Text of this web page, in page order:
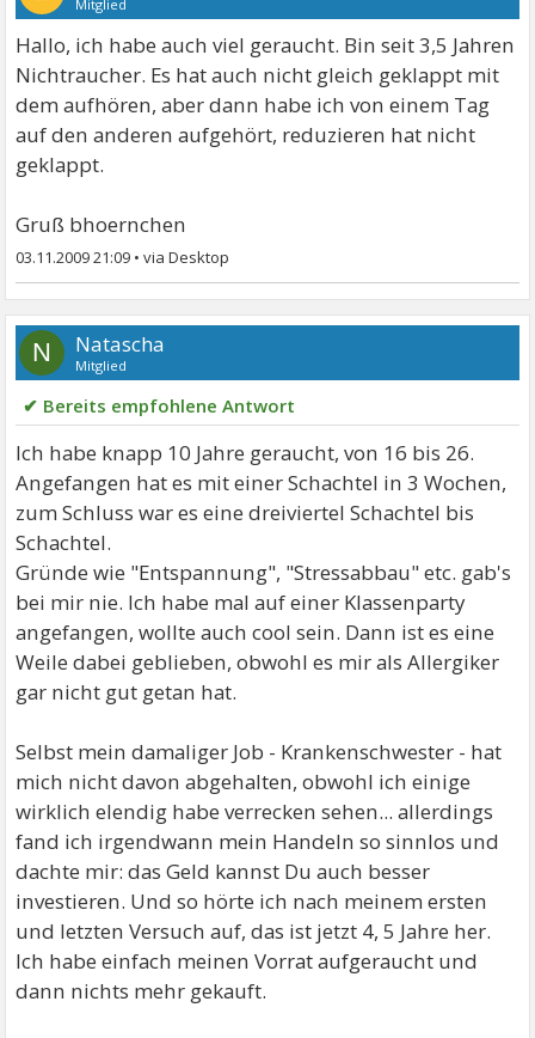
Mitglied
Hallo, ich habe auch viel geraucht. Bin seit 3,5 Jahren
Nichtraucher. Es hat auch nicht gleich geklappt mit
dem aufhören, aber dann habe ich von einem Tag
auf den anderen aufgehört, reduzieren hat nicht
geklappt.
Gruß bhoernchen
03.11.2009 21:09 •
N Natascha
Mitglied
✔ Bereits empfohlene Antwort
Ich habe knapp 10 Jahre geraucht, von 16 bis 26.
Angefangen hat es mit einer Schachtel in 3 Wochen,
zum Schluss war es eine dreiviertel Schachtel bis
Schachtel.
Gründe wie "Entspannung", "Stressabbau" etc. gab's
bei mir nie. Ich habe mal auf einer Klassenparty
angefangen, wollte auch cool sein. Dann ist es eine
Weile dabei geblieben, obwohl es mir als Allergiker
gar nicht gut getan hat.
Selbst mein damaliger Job - Krankenschwester - hat
mich nicht davon abgehalten, obwohl ich einige
wirklich elendig habe verrecken sehen... allerdings
fand ich irgendwann mein Handeln so sinnlos und
dachte mir: das Geld kannst Du auch besser
investieren. Und so hörte ich nach meinem ersten
und letzten Versuch auf, das ist jetzt 4, 5 Jahre her.
Ich habe einfach meinen Vorrat aufgeraucht und
dann nichts mehr gekauft.